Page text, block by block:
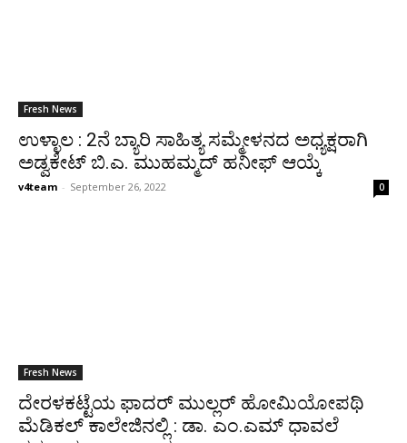
Fresh News
ಉಳ್ಳಾಲ : 2ನೆ ಬ್ಯಾರಿ ಸಾಹಿತ್ಯ ಸಮ್ಮೇಳನದ ಅಧ್ಯಕ್ಷರಾಗಿ
ಅಡ್ವಕೇಟ್ ಬಿ.ಎ. ಮುಹಮ್ಮದ್ ಹನೀಫ್ ಆಯ್ಕೆ
v4team - September 26, 2022 0
Fresh News
ದೇರಳಕಟ್ಟೆಯ ಫಾದರ್ ಮುಲ್ಲರ್ ಹೋಮಿಯೋಪಥಿ
ಮೆಡಿಕಲ್ ಕಾಲೇಜಿನಲ್ಲಿ : ಡಾ. ಎಂ.ಎಮ್ ಧಾವಲೆ